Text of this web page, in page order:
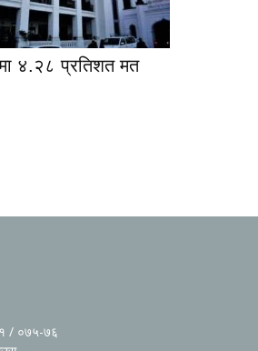
४.२८ प्रतिशत मत
/ ०७५-७६